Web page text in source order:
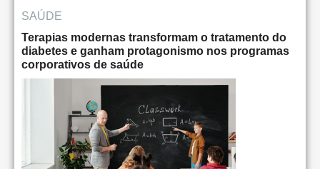
SAÚDE
Terapias modernas transformam o tratamento do
diabetes e ganham protagonismo nos programas
corporativos de saúde